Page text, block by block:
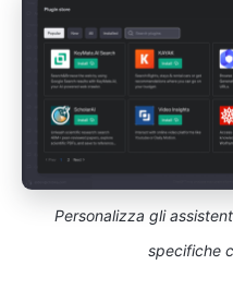
Personalizza gli
specifiche